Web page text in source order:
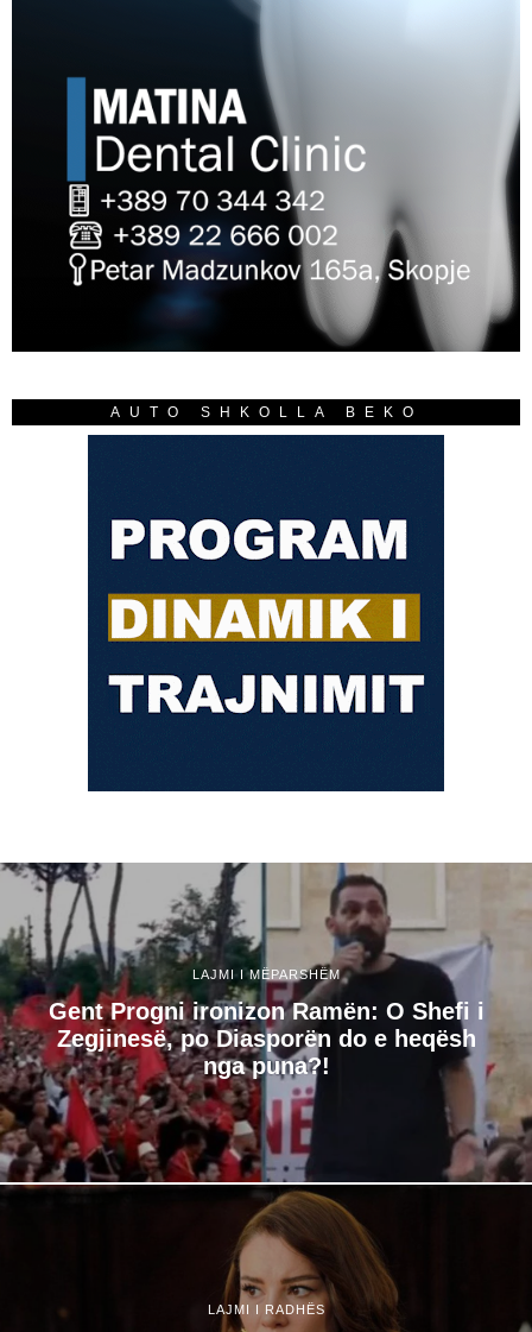
AUTO SHKOLLA BEKO
LAJMI I MËPARSHËM
Gent Progni ironizon Ramën: O Shefi i
Zegjinesë, po Diasporën do e heqësh
nga puna?!
LAJMI I RADHËS